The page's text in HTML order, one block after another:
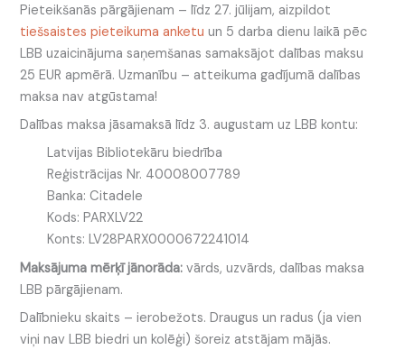
Pieteikšanās pārgājienam – līdz 27. jūlijam, aizpildot
tiešsaistes pieteikuma anketu un 5 darba dienu laikā pēc
LBB uzaicinājuma saņemšanas samaksājot dalības maksu
25 EUR apmērā. Uzmanību – atteikuma gadījumā dalības
maksa nav atgūstama!
Dalības maksa jāsamaksā līdz 3. augustam uz LBB kontu:
Latvijas Bibliotekāru biedrība
Reģistrācijas Nr. 40008007789
Banka: Citadele
Kods: PARXLV22
Konts: LV28PARX0000672241014
Maksājuma mērķī jānorāda: vārds, uzvārds, dalības maksa
LBB pārgājienam.
Dalībnieku skaits – ierobežots. Draugus un radus (ja vien
viņi nav LBB biedri un kolēģi) šoreiz atstājam mājās.